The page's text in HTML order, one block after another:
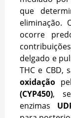
que
eliminação.
ocorre
delgado e
THC e CBD,
oxidação
(CYP450),
enzimas